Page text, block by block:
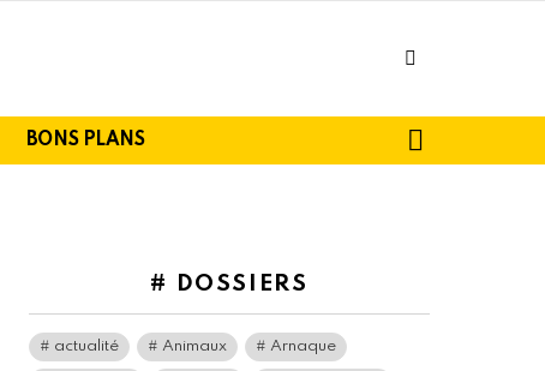
BONS PLANS
# DOSSIERS
actualité Animaux Arnaque